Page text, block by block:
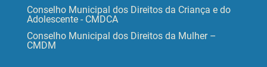
Conselho Municipal dos Direitos da Criança e do
Adolescente - CMDCA
Conselho Municipal dos Direitos da Mulher –
CMDM